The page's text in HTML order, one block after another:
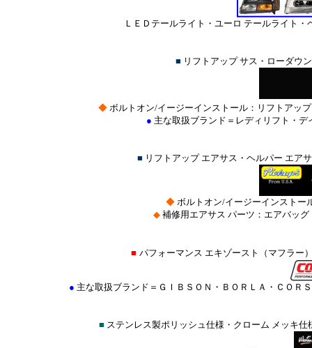
ＬＥＤテールライト・ユーロ テールライト
■ リフトアップ サス・ローダ
◆ボルトオン/イージーインストール： リフトアッ
● 主な取扱ブランド＝レディリフト・
■ リフトアップ エアサス・ヘルパー エ
◆ボルトオン/イージーインストー
◆ 補修用エアサス パーツ：エアバッ
■ パフォーマンス エキゾースト（マフラー
● 主な取扱ブランド＝ＧＩＢＳＯＮ・ＢＯＲＬＡ・ＣＯＲ
■ ステンレス製ポリッシュ仕様・クローム メッキ